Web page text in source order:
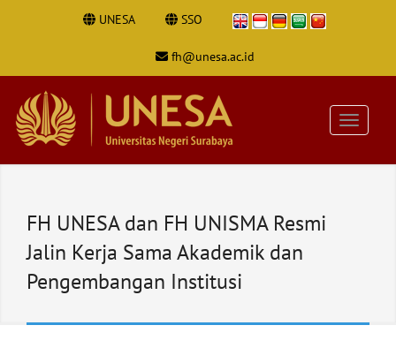
UNESA SSO
fh@unesa.ac.id
FH UNESA dan FH UNISMA Resmi
Jalin Kerja Sama Akademik dan
Pengembangan Institusi